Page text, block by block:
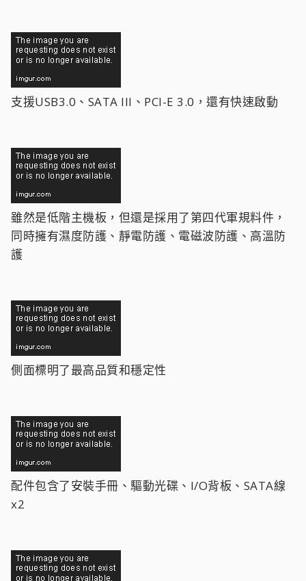
支援USB3.0、SATA III、PCI-E 3.0，還有快速啟動
雖然是低階主機板，但還是採用了第四代軍規料件，
同時擁有濕度防護、靜電防護、電磁波防護、高溫防
護
側面標明了最高品質和穩定性
配件包含了安裝手冊、驅動光碟、I/O背板、SATA線
x2